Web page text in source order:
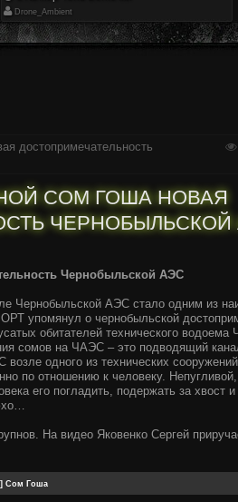
Drone_Ambient
достопримечательность
СОМ ГОША НОВАЯ
ЧЕРНОБЫЛЬСКОЙ
Чернобыльской АЭС
Чернобыльской АЭС стало одним из
упомянул о чернобыльской
обитателей технического
сомов на ЧАЭС – это подводящий
одного из технических
по отношению к человеку.
его погладить, подержать за хвост
На видео Яковенко Сергей